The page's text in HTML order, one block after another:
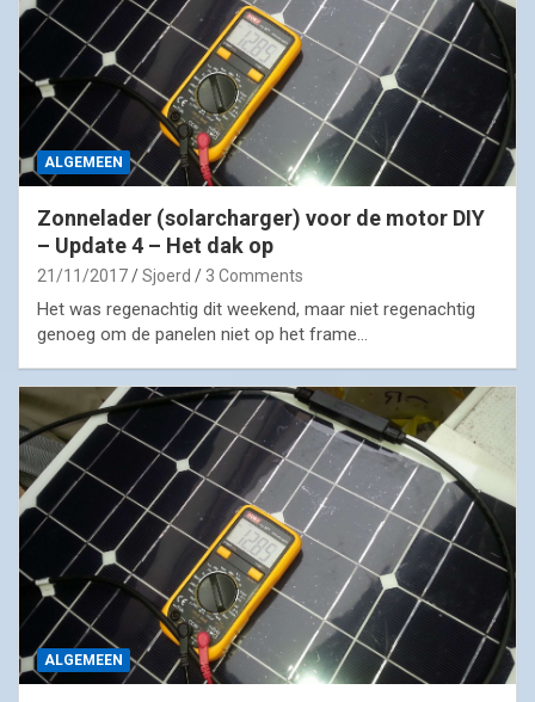
ALGEMEEN
Zonnelader (solarcharger) voor de motor DIY
– Update 4 – Het dak op
21/11/2017 Sjoerd 3 Comments
Het was regenachtig dit weekend, maar niet regenachtig
genoeg om de panelen niet op het frame…
ALGEMEEN